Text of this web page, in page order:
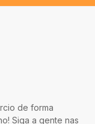
de forma
Siga a gente nas